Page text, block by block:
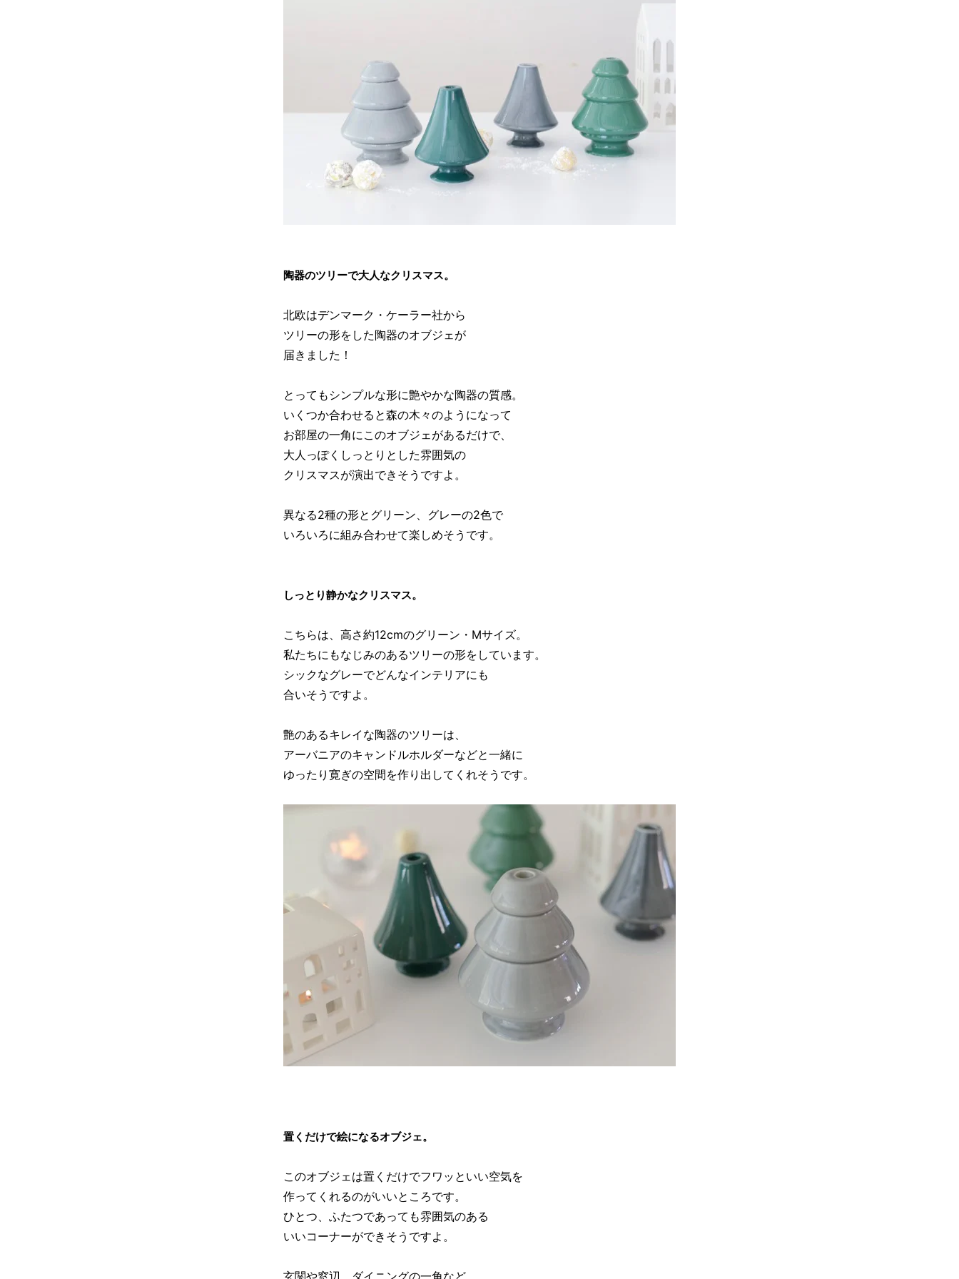
陶器のツリーで大人なクリスマス。
北欧はデンマーク・ケーラー社から
ツリーの形をした陶器のオブジェが
届きました！
とってもシンプルな形に艶やかな陶器の質感。
いくつか合わせると森の木々のようになって
お部屋の一角にこのオブジェがあるだけで、
大人っぽくしっとりとした雰囲気の
クリスマスが演出できそうですよ。
異なる2種の形とグリーン、グレーの2色で
いろいろに組み合わせて楽しめそうです。
しっとり静かなクリスマス。
こちらは、高さ約12cmのグリーン・Mサイズ。
私たちにもなじみのあるツリーの形をしています。
シックなグレーでどんなインテリアにも
合いそうですよ。
艶のあるキレイな陶器のツリーは、
アーバニアのキャンドルホルダーなどと一緒に
ゆったり寛ぎの空間を作り出してくれそうです。
置くだけで絵になるオブジェ。
このオブジェは置くだけでフワッといい空気を
作ってくれるのがいいところです。
ひとつ、ふたつであっても雰囲気のある
いいコーナーができそうですよ。
玄関や窓辺、ダイニングの一角など